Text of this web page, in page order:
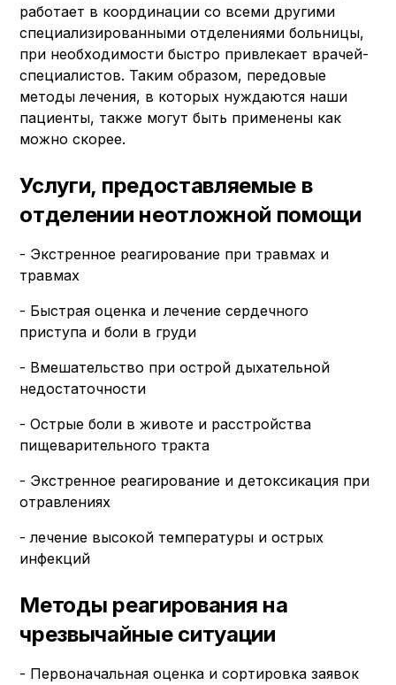
работает в координации со всеми другими
специализированными отделениями больницы,
при необходимости быстро привлекает врачей-
специалистов. Таким образом, передовые
методы лечения, в которых нуждаются наши
пациенты, также могут быть применены как
можно скорее.
Услуги, предоставляемые в
отделении неотложной помощи
- Экстренное реагирование при травмах и
травмах
- Быстрая оценка и лечение сердечного
приступа и боли в груди
- Вмешательство при острой дыхательной
недостаточности
- Острые боли в животе и расстройства
пищеварительного тракта
- Экстренное реагирование и детоксикация при
отравлениях
- лечение высокой температуры и острых
инфекций
Методы реагирования на
чрезвычайные ситуации
- Первоначальная оценка и сортировка заявок